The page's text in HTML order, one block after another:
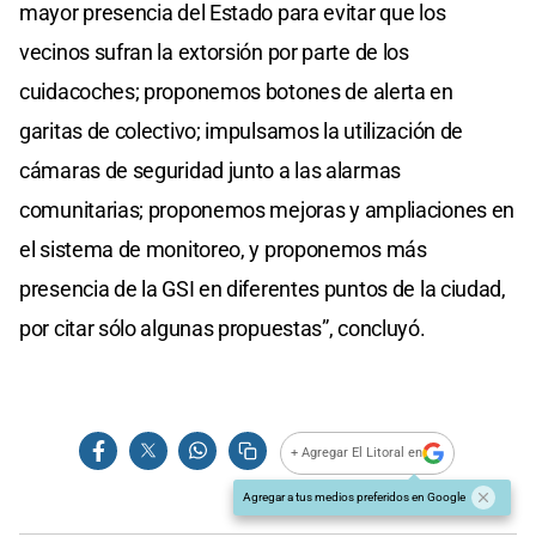
mayor presencia del Estado para evitar que los
vecinos sufran la extorsión por parte de los
cuidacoches; proponemos botones de alerta en
garitas de colectivo; impulsamos la utilización de
cámaras de seguridad junto a las alarmas
comunitarias; proponemos mejoras y ampliaciones en
el sistema de monitoreo, y proponemos más
presencia de la GSI en diferentes puntos de la ciudad,
por citar sólo algunas propuestas”, concluyó.
+ Agregar El Litoral en
Agregar a tus medios preferidos en Google